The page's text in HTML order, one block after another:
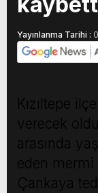
Yayınlanma Tarihi :
Kızıltepe
verecek
arasında
eden mermi
Çankaya